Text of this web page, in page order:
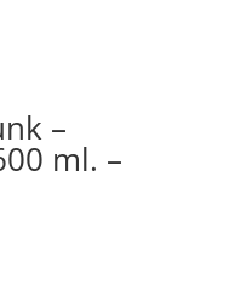
–
ml. –